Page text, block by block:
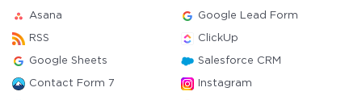
Asana Google Lead Form
RSS ClickUp
Google Sheets Salesforce CRM
Contact Form 7 Instagram